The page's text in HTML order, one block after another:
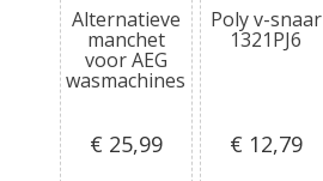
Alternatieve
manchet
voor AEG
wasmachines
€ 25,99
Poly v-snaar
1321PJ6
€ 12,79